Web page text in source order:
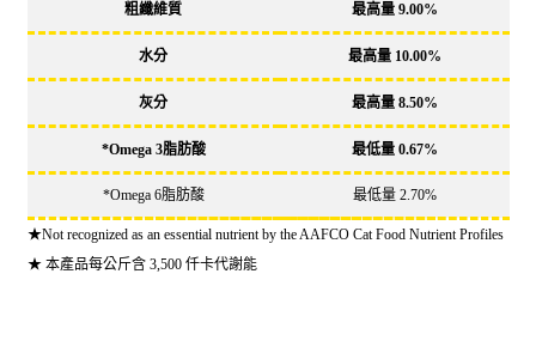
粗纖維質 最高量 9.00%
水分 最高量 10.00%
灰分 最高量 8.50%
*Omega 3脂肪酸 最低量 0.67%
*Omega 6脂肪酸 最低量 2.70%
★Not recognized as an essential nutrient by the AAFCO Cat Food Nutrient Profiles
★ 本產品每公斤含 3,500 仟卡代謝能